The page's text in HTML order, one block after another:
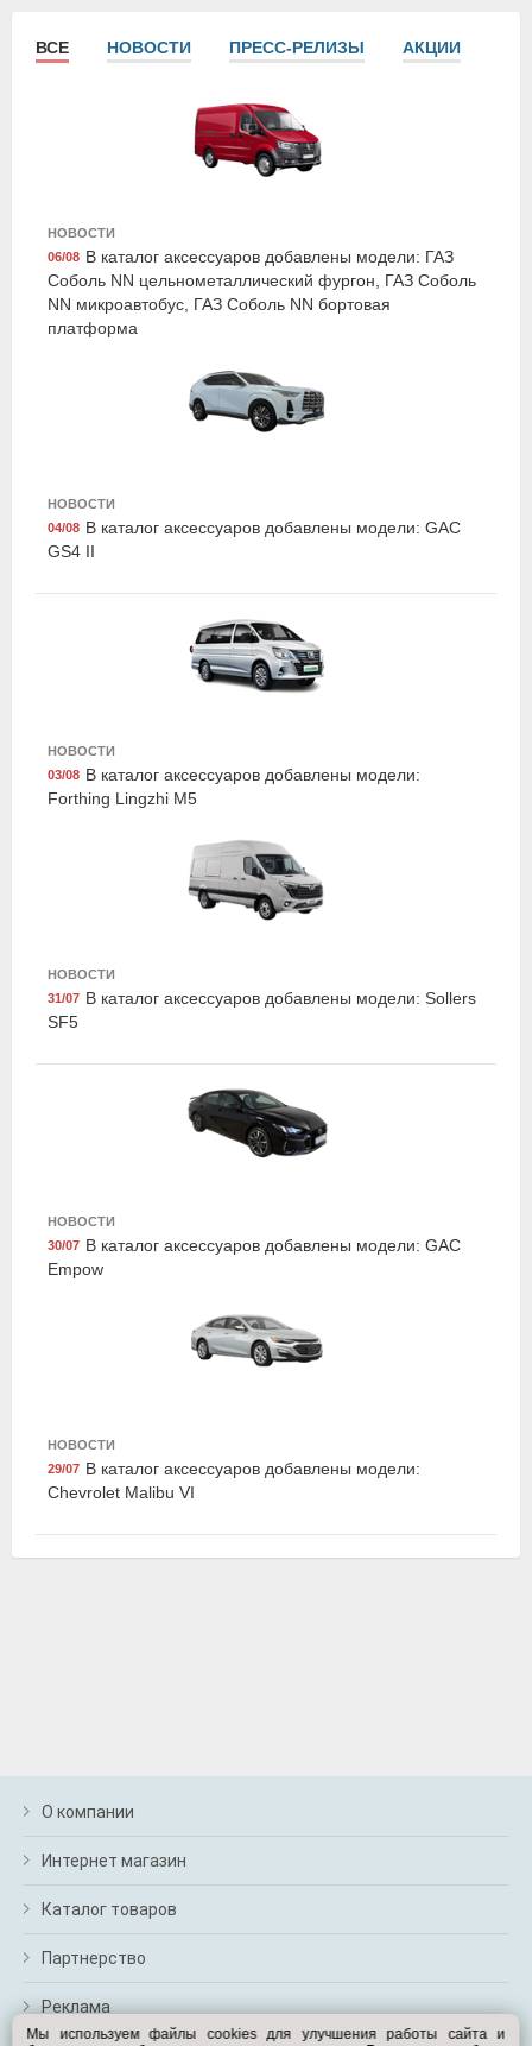
Ароматизатор гелевый "Aroma Motors", black star,
Suprotec
Airline AFU-S-03
Набор предохранителей флажковых стандарт 5-7,5-
Exist E59445LCG
Жидкость охлаждающая "Antifreeze Euro G11",
Жидкость охлаждающая "Antifreeze G12+", красная,
ВСЕ НОВОСТИ ПРЕСС-РЕЛИЗЫ АКЦИИ
НОВОСТИ
06/08 В каталог аксессуаров добавлены модели: ГАЗ
Соболь NN цельнометаллический фургон, ГАЗ Соболь
NN микроавтобус, ГАЗ Соболь NN бортовая
платформа
НОВОСТИ
04/08 В каталог аксессуаров добавлены модели: GAC
GS4 II
НОВОСТИ
03/08 В каталог аксессуаров добавлены модели:
Forthing Lingzhi M5
НОВОСТИ
31/07 В каталог аксессуаров добавлены модели: Sollers
SF5
НОВОСТИ
30/07 В каталог аксессуаров добавлены модели: GAC
Empow
НОВОСТИ
29/07 В каталог аксессуаров добавлены модели:
Chevrolet Malibu VI
О компании
Интернет магазин
Каталог товаров
Партнерство
Реклама
Мы используем файлы cookies для улучшения работы сайта и